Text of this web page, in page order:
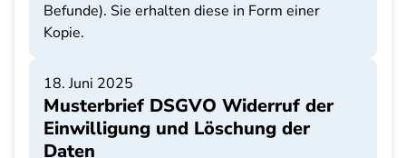
Befunde). Sie erhalten diese in Form einer
Kopie.
18. Juni 2025
Musterbrief DSGVO Widerruf der
Einwilligung und Löschung der
Daten